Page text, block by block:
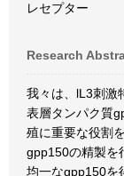
レセプター
Research
我々は、lL3刺激
表層タンパク質
殖に重要な役割
gpp150の精製を
均一なgpp150を